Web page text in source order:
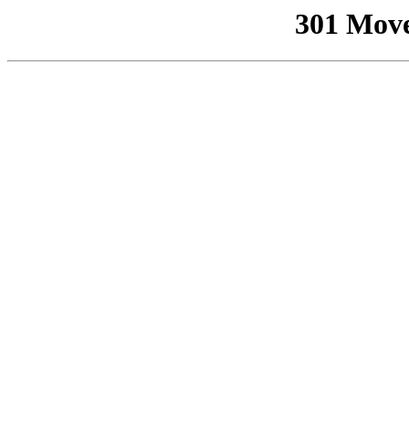
301